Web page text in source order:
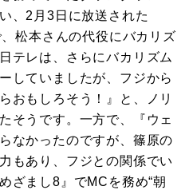
、2月3日に放送された
松本さんの代役にバカリズ
テレは、さらにバカリズム
していましたが、フジから
おもしろそう！』と、ノリ
そうです。一方で、『ウェ
なかったのですが、篠原の
もあり、フジとの関係でい
ざまし8』でMCを務め“朝